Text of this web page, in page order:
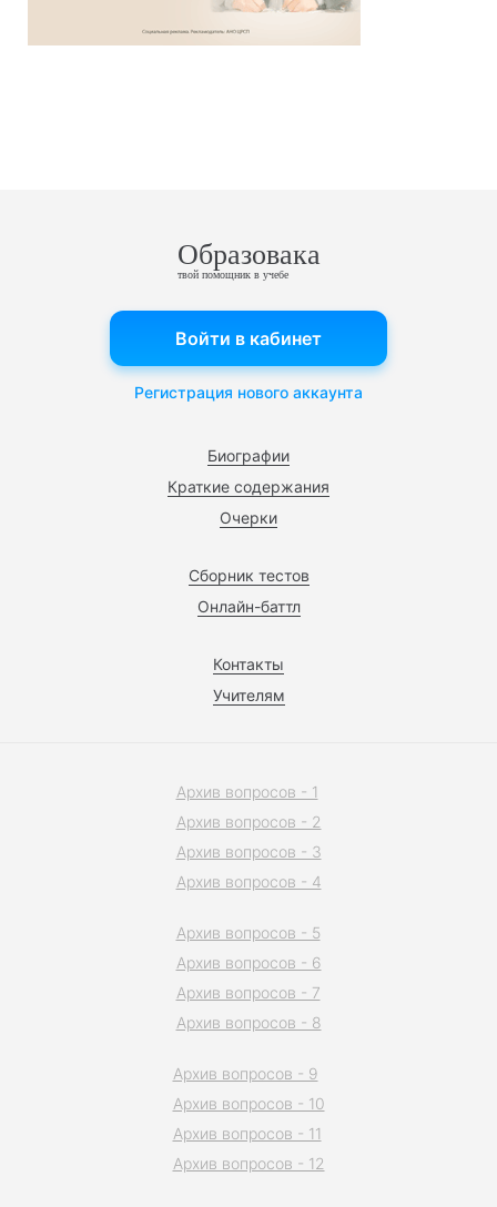
Образовака
твой помощник в учебе
Биографии
Краткие содержания
Очерки
Сборник тестов
Онлайн-баттл
Контакты
Учителям
Войти в кабинет
Регистрация нового аккаунта
Архив вопросов - 1
Архив вопросов - 2
Архив вопросов - 3
Архив вопросов - 4
Архив вопросов - 5
Архив вопросов - 6
Архив вопросов - 7
Архив вопросов - 8
Архив вопросов - 9
Архив вопросов - 10
Архив вопросов - 11
Архив вопросов - 12